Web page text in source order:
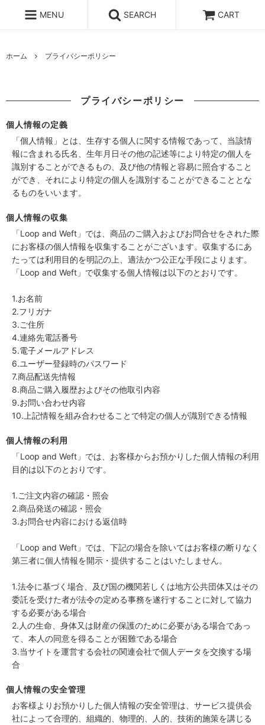
MENU SEARCH CART
ホーム プライバシーポリシー
プライバシーポリシー
個人情報の定義
「個人情報」とは、生存する個人に関する情報であって、当該情
報に含まれる氏名、生年月日その他の記述等により特定の個人を
識別することができるもの、及び他の情報と容易に照合すること
ができ、それにより特定の個人を識別することができることとな
るものをいいます。
個人情報の収集
「Loop and Weft」では、商品のご購入およびお問合せをされた際
にお客様の個人情報を収集することがございます。収集するにあ
たっては利用目的を明記の上、適法かつ公正な手段によります。
「Loop and Weft」で収集する個人情報は以下のとおりです。
1.お名前
2.フリガナ
3.ご住所
4.連絡先電話番号
5.電子メールアドレス
6.ユーザー登録時のパスワード
7.商品配送先情報
8.商品ご購入履歴およびその他取引内容
9.お問い合わせ内容
10.上記情報を組み合わせることで特定の個人が識別できる情報
個人情報の利用
「Loop and Weft」では、お客様からお預かりした個人情報の利用
目的は以下のとおりです。
1.ご注文内容の確認・照会
2.商品発送の確認・照会
3.お問合せ内容における返信時
「Loop and Weft」では、下記の場合を除いてはお客様の断りなく
第三者に個人情報を開示・提供することはいたしません。
1.法令に基づく場合、及び国の機関若しくは地方公共団体又はその
委託を受けた者が法令の定める事務を遂行することに対して協力
する必要がある場合
2.人の生命、身体又は財産の保護のために必要がある場合であっ
て、本人の同意を得ることが困難である場合
3.当サイトを運営する会社の関連会社で個人データを交換する場
合
個人情報の安全管理
お客様よりお預かりした個人情報の安全管理は、サービス提供会
社によって合理的、組織的、物理的、人的、技術的施策を講じる